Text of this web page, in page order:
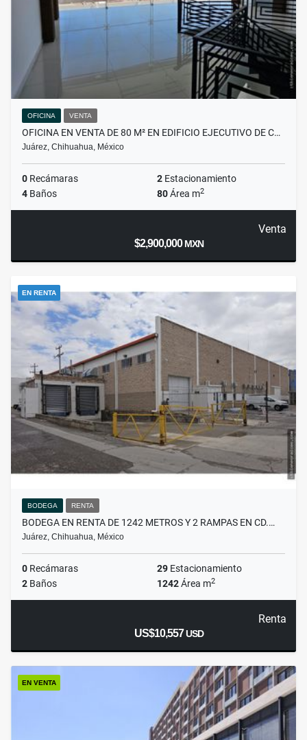
OFICINA VENTA
OFICINA EN VENTA DE 80 M² EN EDIFICIO EJECUTIVO DE C…
Juárez, Chihuahua, México
0 Recámaras 2 Estacionamiento
4 Baños 80Área m2
Venta
$2,900,000MXN
EN RENTA
BODEGA RENTA
BODEGA EN RENTA DE 1242 METROS Y 2 RAMPAS EN CD.…
Juárez, Chihuahua, México
0 Recámaras 29 Estacionamiento
2 Baños 1242Área m2
Renta
US$10,557USD
EN VENTA